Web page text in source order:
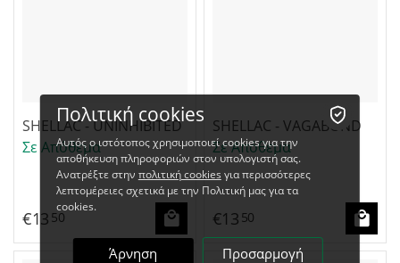
SHELLAC - UNINHIBITED
Σε Απόθεμα
€13 50
SHELLAC - VAGABOND
Σε Απόθεμα
€13 50
Πολιτική cookies
Αυτός ο ιστότοπος χρησιμοποιεί cookies για την
αποθήκευση πληροφοριών στον υπολογιστή σας.
Ανατρέξτε στην πολιτική cookies για περισσότερες
λεπτομέρειες σχετικά με την Πολιτική μας για τα
cookies.
Άρνηση Προσαρμογή